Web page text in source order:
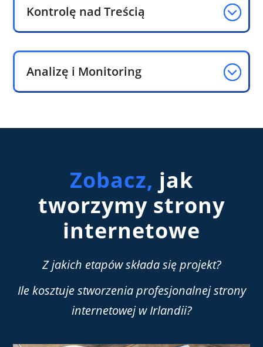
Kontrolę nad Treścią
Analizę i Monitoring
Zobacz, jak
tworzymy strony
internetowe
Z jakich etapów składa się projekt?
Ile kosztuje stworzenia profesjonalnej strony
internetowej w Irlandii?